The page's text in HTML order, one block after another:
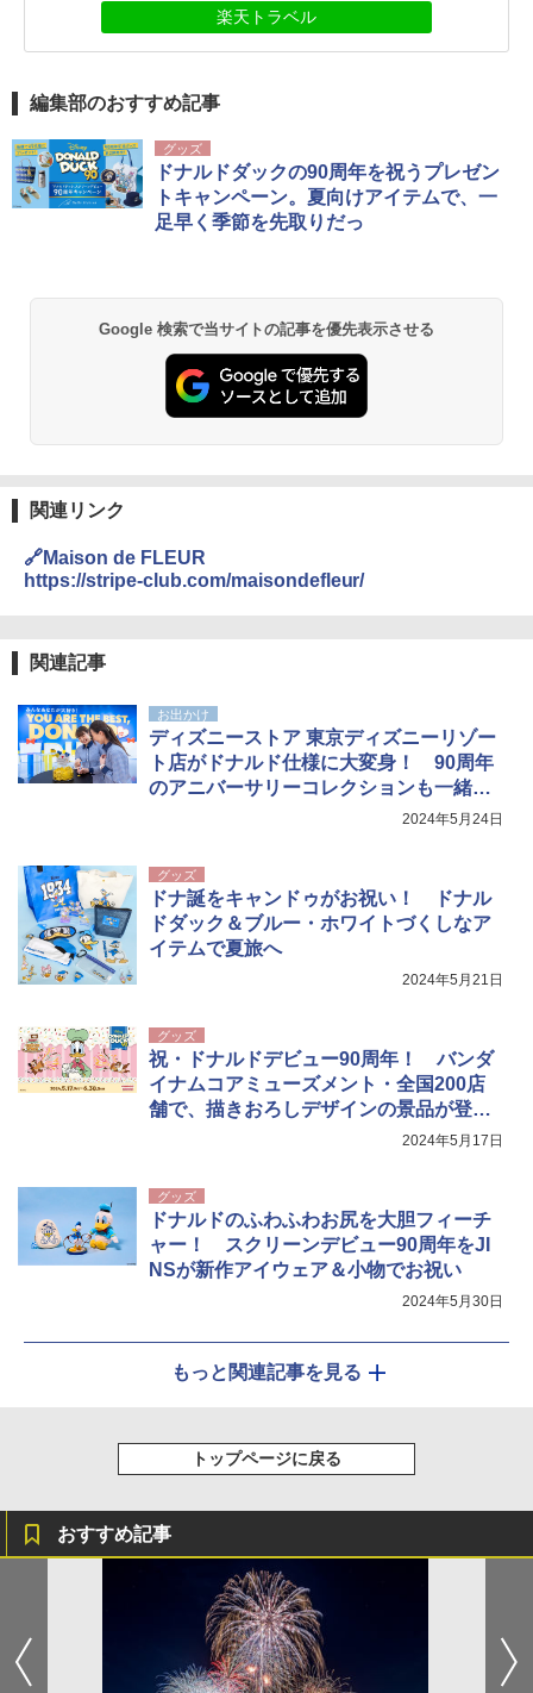
楽天トラベル
編集部のおすすめ記事
グッズ
ドナルドダックの90周年を祝うプレゼン
トキャンペーン。夏向けアイテムで、一
足早く季節を先取りだっ
Google 検索で当サイトの記事を優先表示させる
関連リンク
🔗Maison de FLEUR
https://stripe-club.com/maisondefleur/
関連記事
お出かけ
ディズニーストア 東京ディズニーリゾー
ト店がドナルド仕様に大変身！ 90周年
のアニバーサリーコレクションも一緒に
2024年5月24日
グッズ
ドナ誕をキャンドゥがお祝い！ ドナル
ドダック＆ブルー・ホワイトづくしなア
イテムで夏旅へ
2024年5月21日
グッズ
祝・ドナルドデビュー90周年！ バンダ
イナムコアミューズメント・全国200店
舗で、描きおろしデザインの景品が登
2024年5月17日
グッズ
ドナルドのふわふわお尻を大胆フィーチ
ャー！ スクリーンデビュー90周年をJI
NSが新作アイウェア＆小物でお祝い
2024年5月30日
もっと関連記事を見る
トップページに戻る
おすすめ記事